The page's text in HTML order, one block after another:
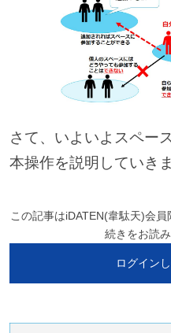
さて、いよいよスペー
本操作を説明していきま
この記事はiDATEN(韋駄天)会
続きをお読
ログイン